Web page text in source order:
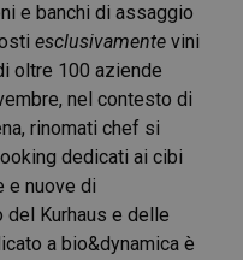
e banchi di assaggio
esclusivamente vini
oltre 100 aziende
nel contesto di
rinomati chef si
dedicati ai cibi
e nuove di
del Kurhaus e delle
a bio&dynamica è